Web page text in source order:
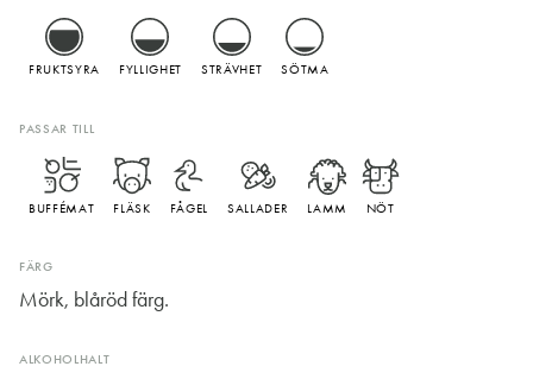
FRUKTSYRA FYLLIGHET STRÄVHET SÖTMA
PASSAR TILL
BUFFÉMAT FLÄSK FÅGEL SALLADER LAMM NÖT
FÄRG
Mörk, blåröd färg.
ALKOHOLHALT